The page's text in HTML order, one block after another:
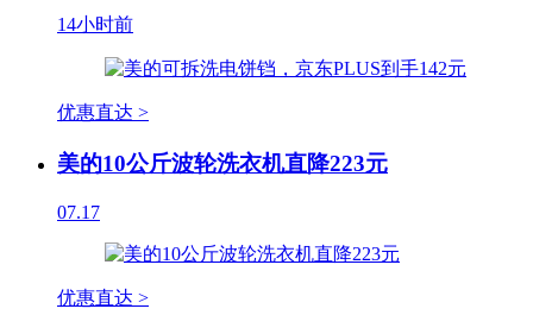
14小时前
优惠直达 >
美的10公斤波轮洗衣机直降223元
07.17
优惠直达 >